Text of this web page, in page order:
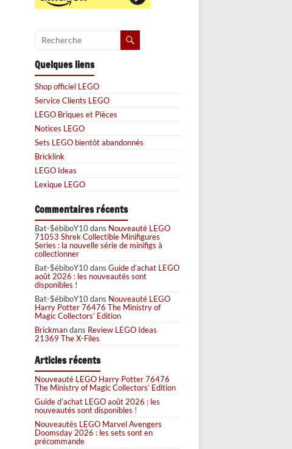
Quelques liens
Shop officiel LEGO
Service Clients LEGO
LEGO Briques et Pièces
Notices LEGO
Sets LEGO bientôt abandonnés
Bricklink
LEGO Ideas
Lexique LEGO
Commentaires récents
Bat-$ébiboY10dans Nouveauté LEGO
71053 Shrek Collectible Minifigures
Series : la nouvelle série de minifigs à
collectionner
Bat-$ébiboY10dans Guide d’achat LEGO
août 2026 : les nouveautés sont
disponibles !
Bat-$ébiboY10dans Nouveauté LEGO
Harry Potter 76476 The Ministry of
Magic Collectors’ Edition
Brickmandans Review LEGO Ideas
21369 The X-Files
Articles récents
Nouveauté LEGO Harry Potter 76476
The Ministry of Magic Collectors’ Edition
Guide d’achat LEGO août 2026 : les
nouveautés sont disponibles !
Nouveautés LEGO Marvel Avengers
Doomsday 2026 : les sets sont en
précommande